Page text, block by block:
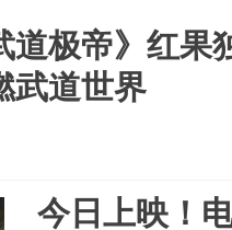
道极帝》红果
武道世界
今日上映！